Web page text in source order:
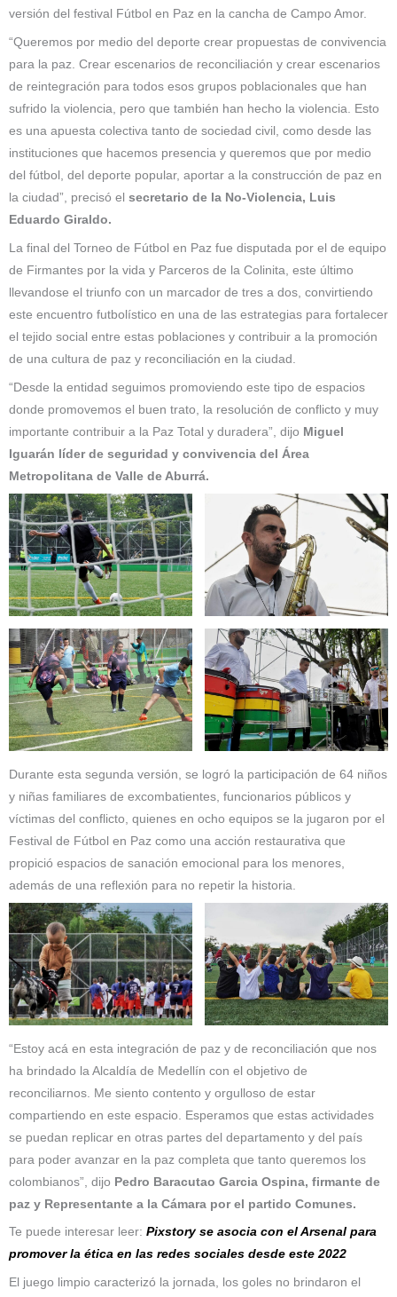
versión del festival Fútbol en Paz en la cancha de Campo Amor.
“Queremos por medio del deporte crear propuestas de convivencia
para la paz. Crear escenarios de reconciliación y crear escenarios
de reintegración para todos esos grupos poblacionales que han
sufrido la violencia, pero que también han hecho la violencia. Esto
es una apuesta colectiva tanto de sociedad civil, como desde las
instituciones que hacemos presencia y queremos que por medio
del fútbol, del deporte popular, aportar a la construcción de paz en
la ciudad”, precisó el secretario de la No-Violencia, Luis
Eduardo Giraldo.
La final del Torneo de Fútbol en Paz fue disputada por el de equipo
de Firmantes por la vida y Parceros de la Colinita, este último
llevandose el triunfo con un marcador de tres a dos, convirtiendo
este encuentro futbolístico en una de las estrategias para fortalecer
el tejido social entre estas poblaciones y contribuir a la promoción
de una cultura de paz y reconciliación en la ciudad.
“Desde la entidad seguimos promoviendo este tipo de espacios
donde promovemos el buen trato, la resolución de conflicto y muy
importante contribuir a la Paz Total y duradera”, dijo Miguel
Iguarán líder de seguridad y convivencia del Área
Metropolitana de Valle de Aburrá.
Durante esta segunda versión, se logró la participación de 64 niños
y niñas familiares de excombatientes, funcionarios públicos y
víctimas del conflicto, quienes en ocho equipos se la jugaron por el
Festival de Fútbol en Paz como una acción restaurativa que
propició espacios de sanación emocional para los menores,
además de una reflexión para no repetir la historia.
“Estoy acá en esta integración de paz y de reconciliación que nos
ha brindado la Alcaldía de Medellín con el objetivo de
reconciliarnos. Me siento contento y orgulloso de estar
compartiendo en este espacio. Esperamos que estas actividades
se puedan replicar en otras partes del departamento y del país
para poder avanzar en la paz completa que tanto queremos los
colombianos”, dijo Pedro Baracutao Garcia Ospina, firmante de
paz y Representante a la Cámara por el partido Comunes.
Te puede interesar leer: Pixstory se asocia con el Arsenal para
promover la ética en las redes sociales desde este 2022
El juego limpio caracterizó la jornada, los goles no brindaron el